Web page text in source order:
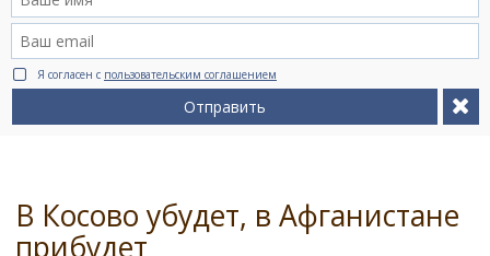
Видео Ruso.TV
BCN life
Сервис на немецком
Я согласен с пользовательским соглашением
Отправить
В Косово убудет, в Афганистане
прибудет